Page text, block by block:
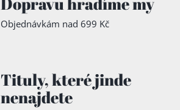
Objednávkám nad 699 Kč
Tituly,které jinde
nenajdete